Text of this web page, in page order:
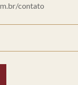
contato